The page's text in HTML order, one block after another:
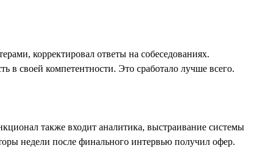
корректировал ответы на собеседованиях.
в своей компетентности. Это сработало лучше всего.
также входит аналитика, выстраивание системы
недели после финального интервью получил офер.